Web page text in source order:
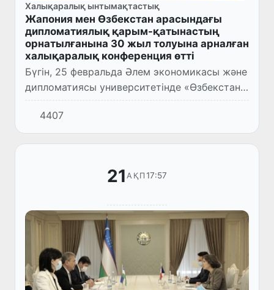
Халықаралық ынтымақтастық
Жапония мен Өзбекстан арасындағы
дипломатиялық қарым-қатынастың
орнатылғанына 30 жыл толуына арналған
халықаралық конференция өтті
Бүгін, 25 февральда Әлем экономикасы және
дипломатиясы университетінде «Өзбекстан-
Жапония: дипломатиялық қарым-
қатынастардың 30 жылдығы және
стратегиялық ынтымақтастықты
4407
21АҚП 17:57